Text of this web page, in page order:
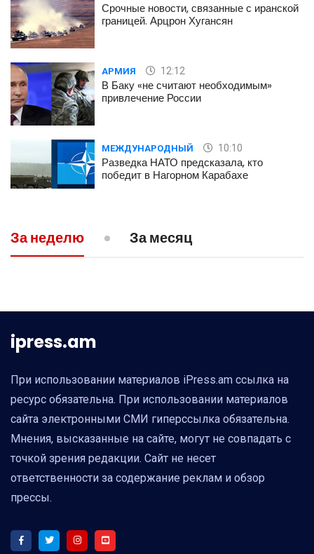
Срочные новости, связанные с иранской
границей. Арцрон Хугансян
АРМИЯ 12:12
В Баку «не считают необходимым»
привлечение России
МЕЖДУНАРОДНЫЙ 10:10
Разведка НАТО предсказала, кто
победит в Нагорном Карабахе
Пашинян заявил о готовности Армении
За неделю За месяц
ipress.am
При использовании материалов iPress.am ссылка на
ресурс обязательна. При использовании материалов
сайта электронными СМИ гиперссылка обязательна.
Мнения, высказанные на сайте, могут не совпадать с
точкой зрения редакции. Сайт не несет
ответственности за содержание реклам и обзор
прессы.